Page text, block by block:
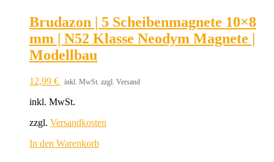
Brudazon | 5 Scheibenmagnete 10×8
mm | N52 Klasse Neodym Magnete |
Modellbau
12,99 € inkl. MwSt. zzgl. Versand
inkl. MwSt.
zzgl. Versandkosten
In den Warenkorb